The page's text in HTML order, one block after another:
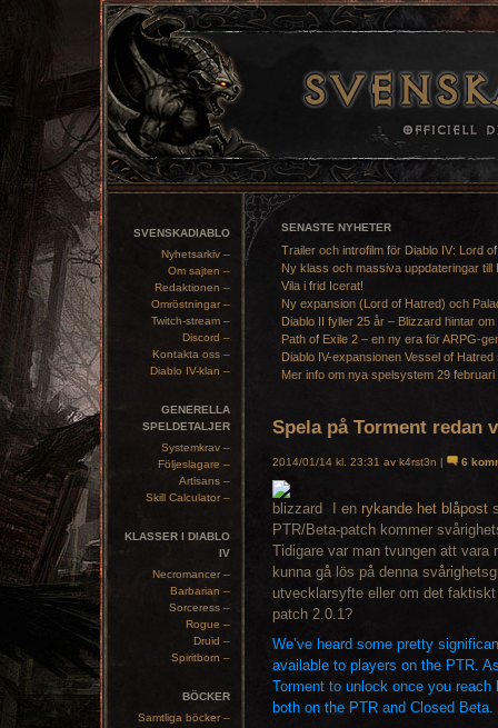
SVENSKADIABLO
Nyhetsarkiv –
Om sajten –
Redaktionen –
Omröstningar –
Twitch-stream –
Discord –
Kontakta oss –
Diablo IV-klan –
GENERELLA
SPELDETALJER
Systemkrav –
Följeslagare –
Artisans –
Skill Calculator –
KLASSER I DIABLO
IV
Necromancer –
Barbarian –
Sorceress –
Rogue –
Druid –
Spiritborn –
BÖCKER
Samtliga böcker –
SENASTE NYHETER
Trailer och introfilm för Diablo IV: Lord
Ny klass och massiva uppdateringar till
Vila i frid Icerat!
Ny expansion (Lord of Hatred) och
Diablo II fyller 25 år – Blizzard hintar om
Path of Exile 2 – en ny era för ARPG-
Diablo IV-expansionen Vessel of
Mer info om nya spelsystem 29 februari
Spela på Torment redan
2014/01/14 kl. 23:31 av k4rst3n | 6
I en rykande het blåpost
PTR/Beta-patch kommer
Tidigare var man tvungen att
kunna gå lös på denna
utvecklarsyfte eller om det
patch 2.0.1?
We’ve heard some pretty
available to players on the PTR.
Torment to unlock once you
both on the PTR and Closed Beta.